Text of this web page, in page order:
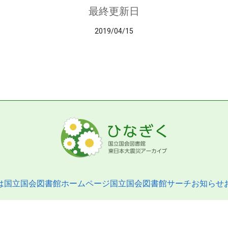
最終更新日
2019/04/15
国立国会図書館ホームページ国立国会図書館サーチお知らせ